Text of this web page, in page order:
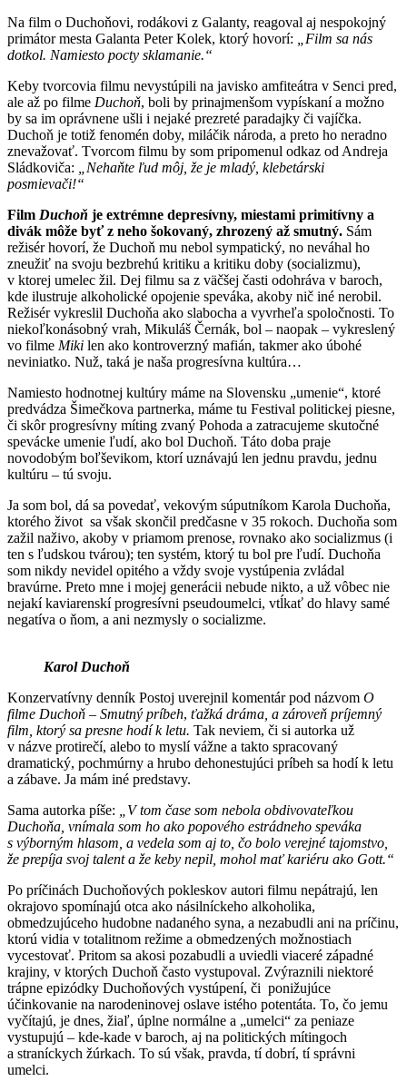
Na film o Duchoňovi, rodákovi z Galanty, reagoval aj nespokojný
primátor mesta Galanta Peter Kolek, ktorý hovorí:
„Film sa nás
dotkol. Namiesto pocty sklamanie.“
Keby tvorcovia filmu nevystúpili na javisko amfiteátra v Senci pred,
ale až po filme Duchoň, boli by prinajmenšom vypískaní a možno
by sa im oprávnene ušli i nejaké prezreté paradajky či vajíčka.
Duchoň je totiž fenomén doby, miláčik národa, a preto ho neradno
znevažovať. Tvorcom filmu by som pripomenul odkaz od Andreja
Sládkoviča:
„Nehaňte ľud môj, že je mladý, klebetárski
posmievači!“
Film Duchoň je extrémne depresívny, miestami primitívny a
divák môže byť z neho šokovaný, zhrozený až smutný. Sám
režisér hovorí, že Duchoň mu nebol sympatický, no neváhal ho
zneužiť na svoju bezbrehú kritiku a kritiku doby (socializmu),
v ktorej umelec žil. Dej filmu sa z väčšej časti odohráva v baroch,
kde ilustruje alkoholické opojenie speváka, akoby nič iné nerobil.
Režisér vykreslil Duchoňa ako slabocha a vyvrheľa spoločnosti. To
niekoľkonásobný vrah, Mikuláš Černák, bol – naopak – vykreslený
vo filme Miki len ako kontroverzný mafián, takmer ako úbohé
neviniatko. Nuž, taká je naša progresívna kultúra…
Namiesto hodnotnej kultúry máme na Slovensku „umenie“, ktoré
predvádza Šimečkova partnerka, máme tu Festival politickej piesne,
či skôr progresívny míting zvaný Pohoda a zatracujeme skutočné
spevácke umenie ľudí, ako bol Duchoň. Táto doba praje
novodobým boľševikom, ktorí uznávajú len jednu pravdu, jednu
kultúru – tú svoju.
Ja som bol, dá sa povedať, vekovým súputníkom Karola Duchoňa,
ktorého život sa však skončil predčasne v 35 rokoch. Duchoňa som
zažil naživo, akoby v priamom prenose, rovnako ako socializmus (i
ten s ľudskou tvárou); ten systém, ktorý tu bol pre ľudí. Duchoňa
som nikdy nevidel opitého a vždy svoje vystúpenia zvládal
bravúrne. Preto mne i mojej generácii nebude nikto, a už vôbec nie
nejakí kaviarenskí progresívni pseudoumelci, vtĺkať do hlavy samé
negatíva o ňom, a ani nezmysly o socializme.
Karol Duchoň
Konzervatívny denník Postoj uverejnil komentár pod názvom O
filme Duchoň – Smutný príbeh, ťažká dráma, a zároveň príjemný
film, ktorý sa presne hodí k letu. Tak neviem, či si autorka už
v názve protirečí, alebo to myslí vážne a takto spracovaný
dramatický, pochmúrny a hrubo dehonestujúci príbeh sa hodí k letu
a zábave. Ja mám iné predstavy.
Sama autorka píše:
„V tom čase som nebola obdivovateľkou
Duchoňa, vnímala som ho ako popového estrádneho speváka
s výborným hlasom, a vedela som aj to, čo bolo verejné tajomstvo,
že prepíja svoj talent a že keby nepil, mohol mať kariéru ako Gott.“
Po príčinách Duchoňových pokleskov autori filmu nepátrajú, len
okrajovo spomínajú otca ako násilníckeho alkoholika,
obmedzujúceho hudobne nadaného syna, a nezabudli ani na príčinu,
ktorú vidia v totalitnom režime a obmedzených možnostiach
vycestovať. Pritom sa akosi pozabudli a uviedli viaceré západné
krajiny, v ktorých Duchoň často vystupoval. Zvýraznili niektoré
trápne epizódky Duchoňových vystúpení, či ponižujúce
účinkovanie na narodeninovej oslave istého potentáta. To, čo jemu
vyčítajú, je dnes, žiaľ, úplne normálne a „umelci“ za peniaze
vystupujú – kde-kade v baroch, aj na politických mítingoch
a straníckych žúrkach. To sú však, pravda, tí dobrí, tí správni
umelci.